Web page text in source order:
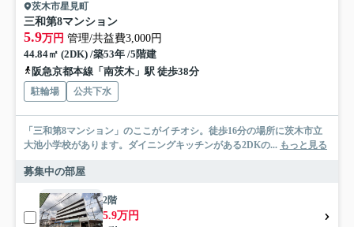
茨木市星見町
三和第8マンション
5.9万円 管理/共益費3,000円
44.84㎡ (2DK) /築53年 /5階建
阪急京都本線「南茨木」駅 徒歩38分
駐輪場 公共下水
「三和第8マンション」のここがイチオシ。徒歩16分の場所に茨木市立
大池小学校があります。ダイニングキッチンがある2DKの... もっと見る
募集中の部屋
2階
5.9万円